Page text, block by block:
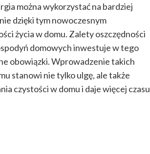
można wykorzystać na bardziej
dzięki tym nowoczesnym
życia w domu. Zalety oszczędności
domowych inwestuje w tego
obowiązki. Wprowadzenie takich
stanowi nie tylko ulgę, ale także
czystości w domu i daje więcej czasu